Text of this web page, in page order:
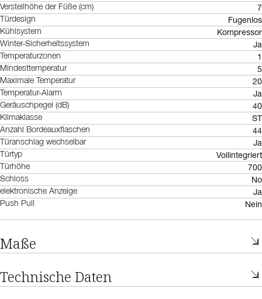
Verstellhöhe der Füße (cm) 7
Türdesign Fugenlos
Kühlsystem Kompressor
Winter-Sicherheitssystem Ja
Temperaturzonen 1
Mindesttemperatur 5
Maximale Temperatur 20
Temperatur-Alarm Ja
Geräuschpegel (dB) 40
Klimaklasse ST
Anzahl Bordeauxflaschen 44
Türanschlag wechselbar Ja
Türtyp Vollintegriert
Türhöhe 700
Schloss No
elektronische Anzeige Ja
Push Pull Nein
Maße
Technische Daten